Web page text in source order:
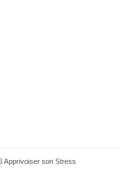
Apprivoiser son Stress